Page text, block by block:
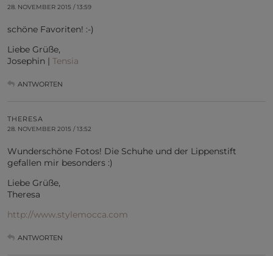
28. NOVEMBER 2015 / 13:59
schöne Favoriten! :-)
Liebe Grüße,
Josephin | Tensia
ANTWORTEN
THERESA
28. NOVEMBER 2015 / 13:52
Wunderschöne Fotos! Die Schuhe und der Lippenstift
gefallen mir besonders :)
Liebe Grüße,
Theresa
http://www.stylemocca.com
ANTWORTEN